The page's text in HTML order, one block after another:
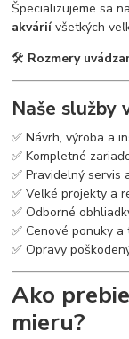
Špecializujeme sa na
akváriívšetkých
🛠 Rozmery
Naše služby
✅ Návrh, výroba a
✅ Kompletné
✅ Pravidelný servis
✅ Veľké projekty a
✅ Odborné
✅ Cenové ponuky
✅ Opravy
Ako
mieru?